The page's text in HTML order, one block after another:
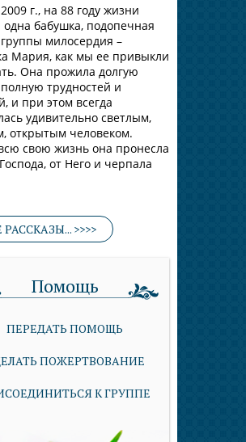
г., на 88 году жизни
одна бабушка, подопечная
милосердия –
Мария, как мы ее привыкли
Она прожила долгую
трудностей и
и при этом всегда
удивительно светлым,
открытым человеком.
свою жизнь она пронесла
от Него и черпала
>>>>
Помощь
ПЕРЕДАТЬ ПОМОЩЬ
ПОЖЕРТВОВАНИЕ
К ГРУППЕ